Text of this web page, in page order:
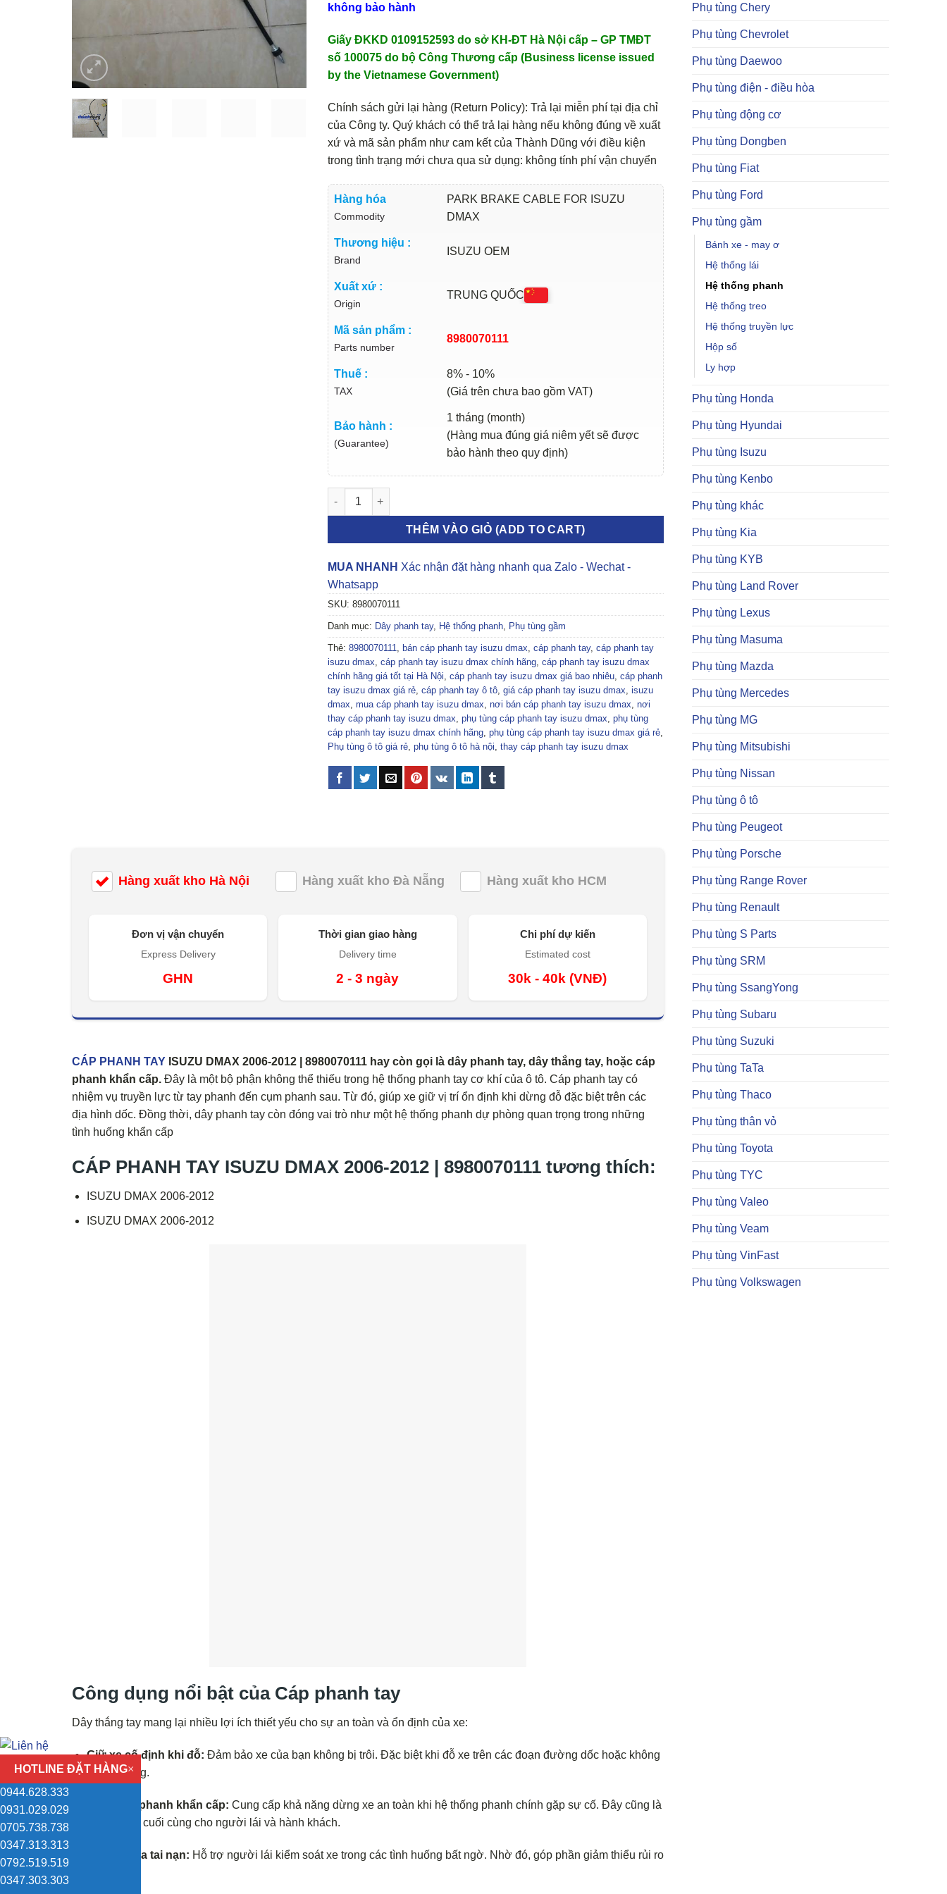
Phụ tùng Chery
Phụ tùng Chevrolet
Phụ tùng Daewoo
Phụ tùng điện - điều hòa
Phụ tùng động cơ
Phụ tùng Dongben
Phụ tùng Fiat
Phụ tùng Ford
Phụ tùng gầm
Bánh xe - may ơ
Hệ thống lái
Hệ thống phanh
Hệ thống treo
Hệ thống truyền lực
Hộp số
Ly hợp
Phụ tùng Honda
Phụ tùng Hyundai
Phụ tùng Isuzu
Phụ tùng Kenbo
Phụ tùng khác
Phụ tùng Kia
Phụ tùng KYB
Phụ tùng Land Rover
Phụ tùng Lexus
Phụ tùng Masuma
Phụ tùng Mazda
Phụ tùng Mercedes
Phụ tùng MG
Phụ tùng Mitsubishi
Phụ tùng Nissan
Phụ tùng ô tô
Phụ tùng Peugeot
Phụ tùng Porsche
Phụ tùng Range Rover
Phụ tùng Renault
Phụ tùng S Parts
Phụ tùng SRM
Phụ tùng SsangYong
Phụ tùng Subaru
Phụ tùng Suzuki
Phụ tùng TaTa
Phụ tùng Thaco
Phụ tùng thân vỏ
Phụ tùng Toyota
Phụ tùng TYC
Phụ tùng Valeo
Phụ tùng Veam
Phụ tùng VinFast
Phụ tùng Volkswagen
không bảo hành
Giấy ĐKKD 0109152593 do sở KH-ĐT Hà Nội cấp – GP TMĐT
số 100075 do bộ Công Thương cấp (Business license issued
by the Vietnamese Government)
Chính sách gửi lại hàng (Return Policy): Trả lại miễn phí tại địa chỉ
của Công ty. Quý khách có thể trả lại hàng nếu không đúng về xuất
xứ và mã sản phẩm như cam kết của Thành Dũng với điều kiện
trong tình trạng mới chưa qua sử dụng: không tính phí vận chuyển
Hàng hóa
Commodity
PARK BRAKE CABLE FOR ISUZU
DMAX
Thương hiệu :
Brand
ISUZU OEM
Xuất xứ :
Origin
TRUNG QUỐC
Mã sản phẩm :
Parts number
8980070111
Thuế :
TAX
8% - 10%
(Giá trên chưa bao gồm VAT)
Bảo hành :
(Guarantee)
1 tháng (month)
(Hàng mua đúng giá niêm yết sẽ được
bảo hành theo quy định)
CÁP PHANH TAY ISUZU DMAX 2006-2012 | 8980070111 số lượng
THÊM VÀO GIỎ (ADD TO CART)
MUA NHANH Xác nhận đặt hàng nhanh qua Zalo - Wechat -
Whatsapp
SKU: 8980070111
Danh mục: Dây phanh tay, Hệ thống phanh, Phụ tùng gầm
Thẻ: 8980070111 bán cáp phanh tay isuzu dmax cáp phanh tay, cáp phanh tay
isuzu dmax cáp phanh tay isuzu dmax chính hãng, cáp phanh tay isuzu dmax
chính hãng giá tốt tại Hà Nội cáp phanh tay isuzu dmax giá bao nhiêu, cáp phanh
tay isuzu dmax giá rẻ, cáp phanh tay ô tô, giá cáp phanh tay isuzu dmax isuzu
dmax mua cáp phanh tay isuzu dmax nơi bán cáp phanh tay isuzu dmax nơi
thay cáp phanh tay isuzu dmax phụ tùng cáp phanh tay isuzu dmax phụ tùng
cáp phanh tay isuzu dmax chính hãng, phụ tùng cáp phanh tay isuzu dmax giá rẻ,
Phụ tùng ô tô giá rẻ, phụ tùng ô tô hà nội thay cáp phanh tay isuzu dmax
Hàng xuất kho Hà Nội Hàng xuất kho Đà Nẵng Hàng xuất kho HCM
Đơn vị vận chuyển
Express Delivery
GHN
Thời gian giao hàng
Delivery time
2 - 3 ngày
Chi phí dự kiến
Estimated cost
30k - 40k (VNĐ)
CÁP PHANH TAY ISUZU DMAX 2006-2012 | 8980070111 hay còn gọi là dây phanh tay, dây thắng tay, hoặc cáp
phanh khẩn cấp. Đây là một bộ phận không thể thiếu trong hệ thống phanh tay cơ khí của ô tô. Cáp phanh tay có
nhiệm vụ truyền lực từ tay phanh đến cụm phanh sau. Từ đó, giúp xe giữ vị trí ổn định khi dừng đỗ đặc biệt trên các
địa hình dốc. Đồng thời, dây phanh tay còn đóng vai trò như một hệ thống phanh dự phòng quan trọng trong những
tình huống khẩn cấp
CÁP PHANH TAY ISUZU DMAX 2006-2012 | 8980070111 tương thích:
ISUZU DMAX 2006-2012
ISUZU DMAX 2006-2012
Công dụng nổi bật của Cáp phanh tay
Dây thắng tay mang lại nhiều lợi ích thiết yếu cho sự an toàn và ổn định của xe:
Giữ xe cố định khi đỗ: Đảm bảo xe của bạn không bị trôi. Đặc biệt khi đỗ xe trên các đoạn đường dốc hoặc không
bằng phẳng.
Hệ thống phanh khẩn cấp: Cung cấp khả năng dừng xe an toàn khi hệ thống phanh chính gặp sự cố. Đây cũng là
lớp bảo vệ cuối cùng cho người lái và hành khách.
Ngăn ngừa tai nạn: Hỗ trợ người lái kiểm soát xe trong các tình huống bất ngờ. Nhờ đó, góp phần giảm thiểu rủi ro
HOTLINE ĐẶT HÀNG×
0944.628.333
0931.029.029
0705.738.738
0347.313.313
0792.519.519
0347.303.303